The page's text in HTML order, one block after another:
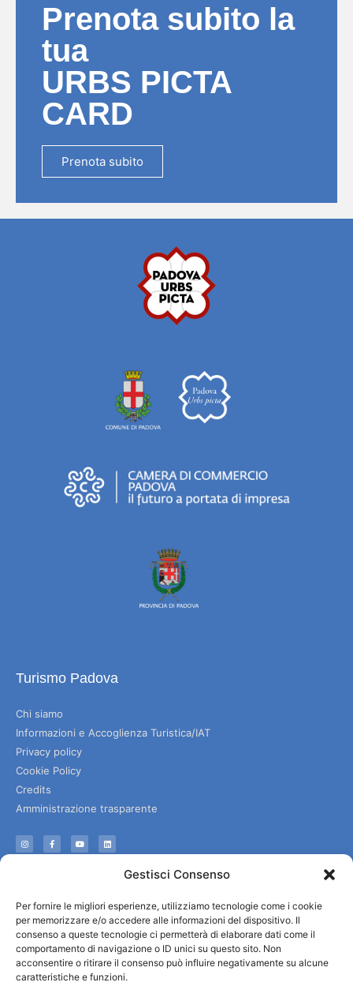
Gestisci Consenso
Per fornire le migliori esperienze, utilizziamo tecnologie come i cookie
per memorizzare e/o accedere alle informazioni del dispositivo. Il
consenso a queste tecnologie ci permetterà di elaborare dati come il
comportamento di navigazione o ID unici su questo sito. Non
acconsentire o ritirare il consenso può influire negativamente su alcune
caratteristiche e funzioni.
Prenota subito la
tua
URBS PICTA
CARD
Prenota subito
Turismo Padova
Chi siamo
Informazioni e Accoglienza Turistica/IAT
Privacy policy
Cookie Policy
Credits
Amministrazione trasparente
Servizi utili
Download brochures